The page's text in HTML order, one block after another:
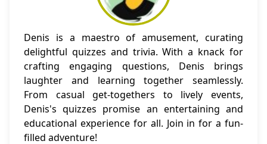
Denis is a maestro of amusement, curating
delightful quizzes and trivia. With a knack for
crafting engaging questions, Denis brings
laughter and learning together seamlessly.
From casual get-togethers to lively events,
Denis's quizzes promise an entertaining and
educational experience for all. Join in for a fun-
filled adventure!